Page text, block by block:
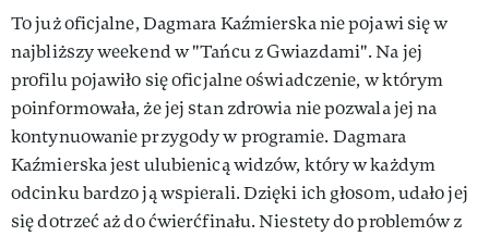
To już oficjalne, Dagmara Kaźmierska nie pojawi się w
najbliższy weekend w "Tańcu z Gwiazdami". Na jej
profilu pojawiło się oficjalne oświadczenie, w którym
poinformowała, że jej stan zdrowia nie pozwala jej na
kontynuowanie przygody w programie. Dagmara
Kaźmierska jest ulubienicą widzów, który w każdym
odcinku bardzo ją wspierali. Dzięki ich głosom, udało jej
się dotrzeć aż do ćwierćfinału. Niestety do problemów z